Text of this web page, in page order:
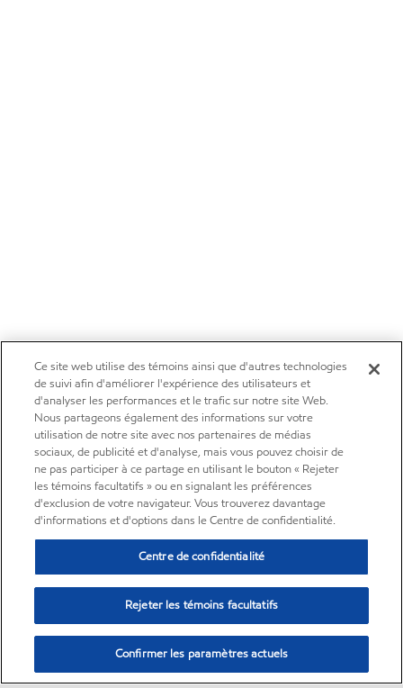
Ce site web utilise des témoins ainsi que d'autres technologies
de suivi afin d'améliorer l'expérience des utilisateurs et
d'analyser les performances et le trafic sur notre site Web.
Nous partageons également des informations sur votre
utilisation de notre site avec nos partenaires de médias
sociaux, de publicité et d'analyse, mais vous pouvez choisir de
ne pas participer à ce partage en utilisant le bouton « Rejeter
les témoins facultatifs » ou en signalant les préférences
d'exclusion de votre navigateur. Vous trouverez davantage
d'informations et d'options dans le Centre de confidentialité.
Centre de confidentialité
Rejeter les témoins facultatifs
Confirmer les paramètres actuels